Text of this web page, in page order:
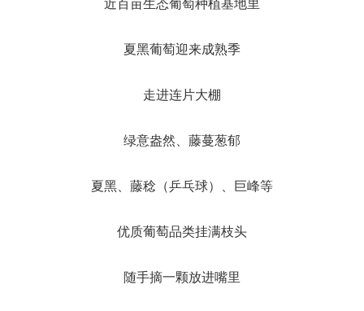
近百亩生态葡萄种植基地里
夏黑葡萄迎来成熟季
走进连片大棚
绿意盎然、藤蔓葱郁
夏黑、藤稔（乒乓球）、巨峰等
优质葡萄品类挂满枝头
随手摘一颗放进嘴里